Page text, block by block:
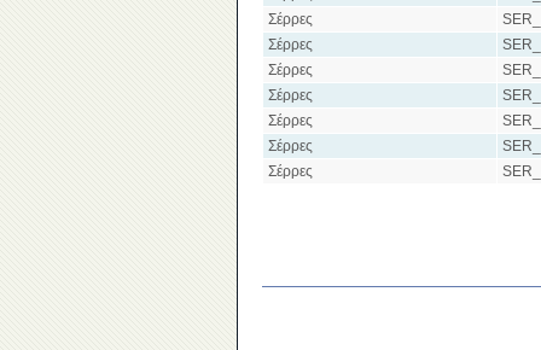
Σέρρες
Σέρρες
Σέρρες
Σέρρες
Σέρρες
Σέρρες
Σέρρες